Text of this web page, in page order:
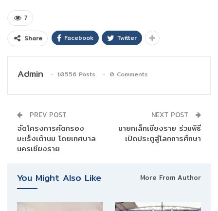
7
Share Facebook Twitter
Admin 10556 Posts 0 Comments
PREV POST
จัดโครงการคัดกรอง
มะเร็งเต้านม โดยเทศบาล
นครเชียงราย
NEXT POST
นายกเล็กเชียงราย ร่วมพิธี
เปิดประตูสู่โลกการศึกษา
You Might Also Like More From Author